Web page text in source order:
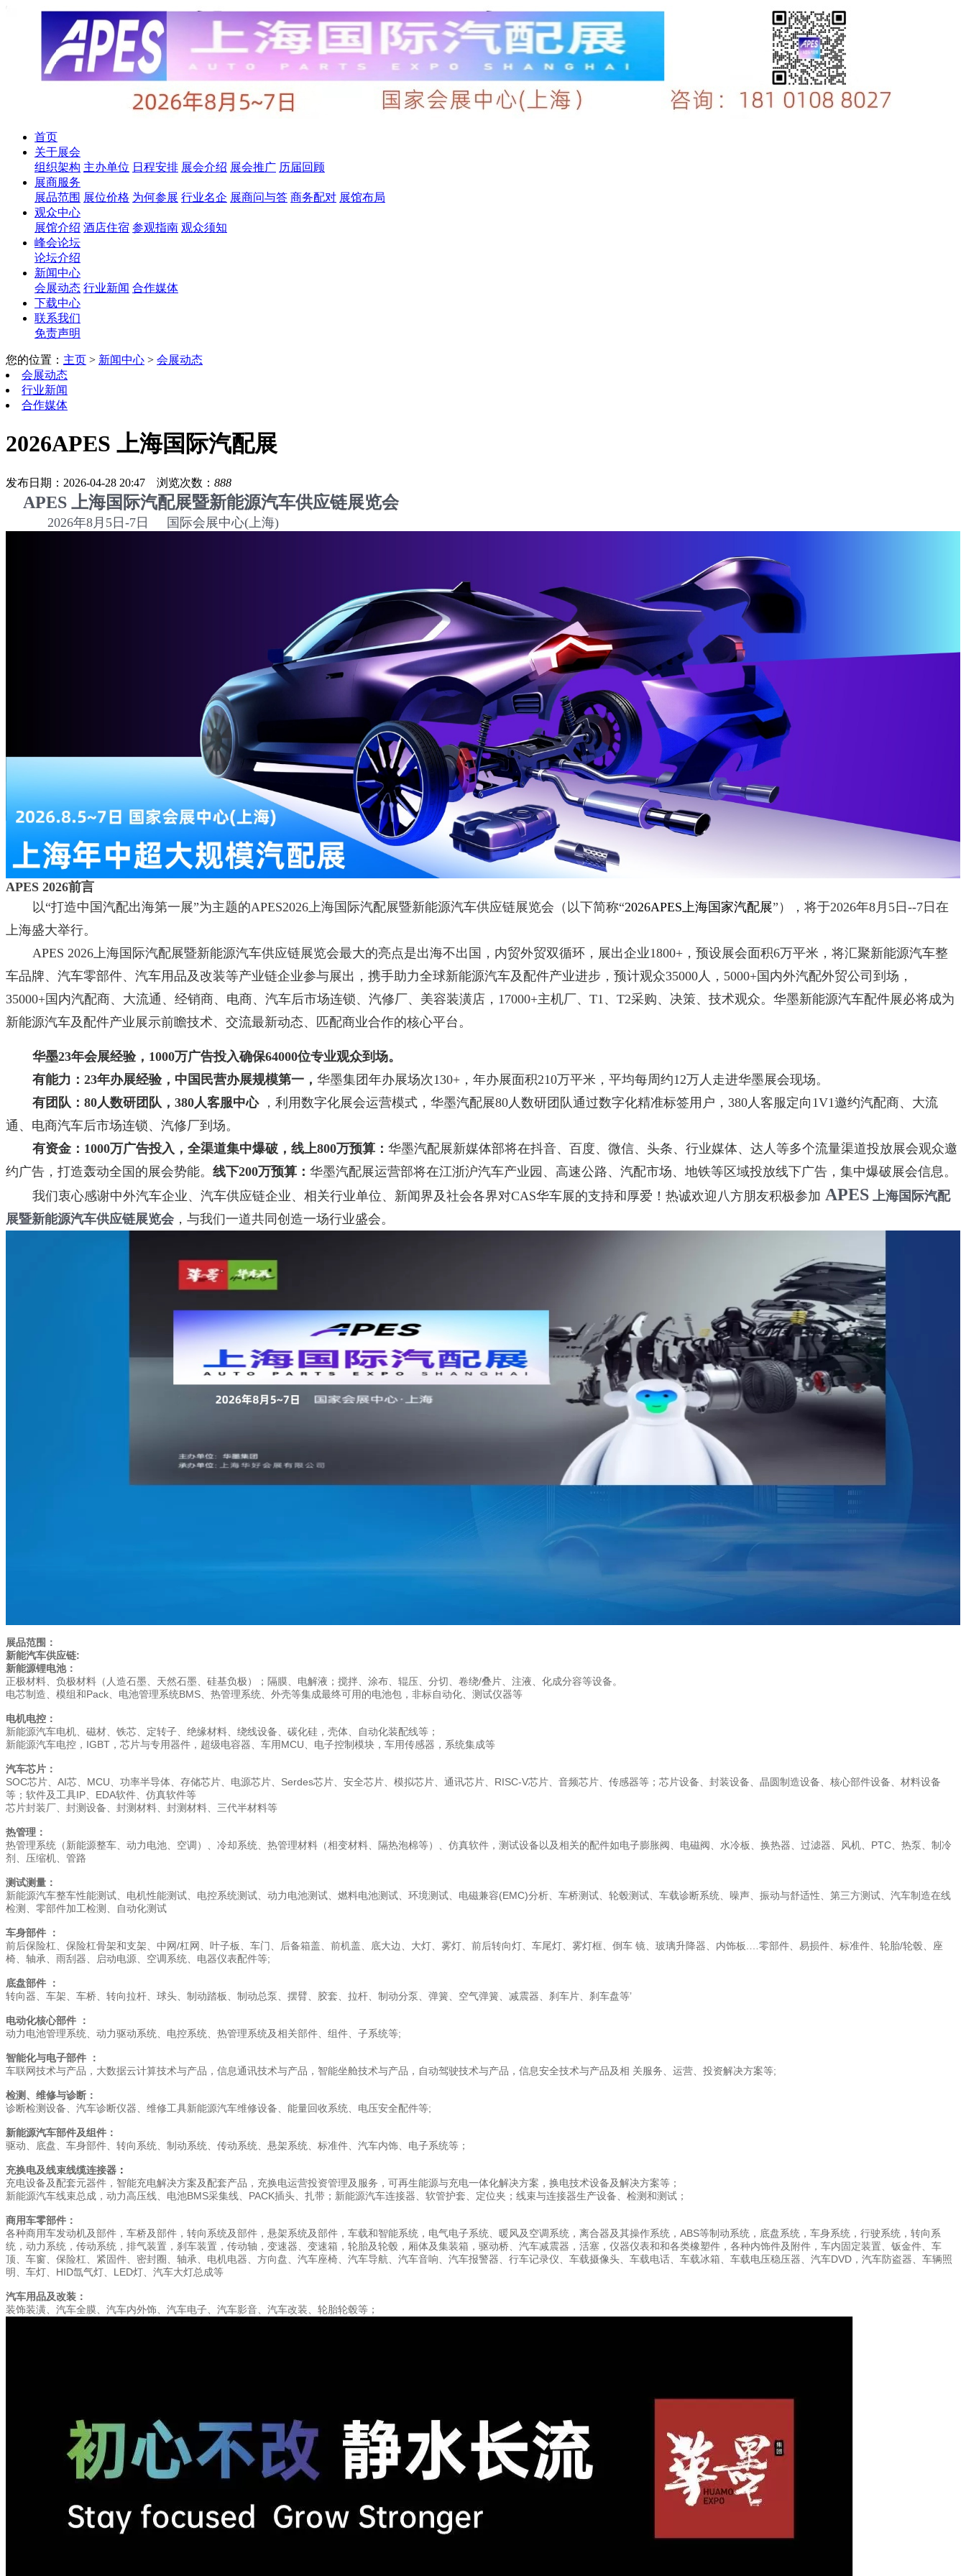
首页
关于展会
组织架构 主办单位 日程安排 展会介绍 展会推广 历届回顾
展商服务
展品范围 展位价格 为何参展 行业名企 展商问与答 商务配对 展馆布局
观众中心
展馆介绍 酒店住宿 参观指南 观众须知
峰会论坛
论坛介绍
新闻中心
会展动态 行业新闻 合作媒体
下载中心
联系我们
免责声明
您的位置： 主页 > 新闻中心 > 会展动态
会展动态
行业新闻
合作媒体
2026APES 上海国际汽配展
发布日期：2026-04-28 20:47 浏览次数： 888
APES 上海国际汽配展暨新能源汽车供应链展览会
2026年8月5日-7日 国际会展中心(上海)
APES 2026前言
以“打造中国汽配出海第一展”为主题的APES2026上海国际汽配展暨新能源汽车供应链展览会（以下简称“2026APES上海国家汽配展”），将于2026年8月5日--7日在
上海盛大举行。
APES 2026上海国际汽配展暨新能源汽车供应链展览会最大的亮点是出海不出国，内贸外贸双循环，展出企业1800+，预设展会面积6万平米，将汇聚新能源汽车整
车品牌、汽车零部件、汽车用品及改装等产业链企业参与展出，携手助力全球新能源汽车及配件产业进步，预计观众35000人，5000+国内外汽配外贸公司到场，
35000+国内汽配商、大流通、经销商、电商、汽车后市场连锁、汽修厂、美容装潢店，17000+主机厂、T1、T2采购、决策、技术观众。华墨新能源汽车配件展必将成为
新能源汽车及配件产业展示前瞻技术、交流最新动态、匹配商业合作的核心平台。
华墨23年会展经验，1000万广告投入确保64000位专业观众到场。
有能力： 23年办展经验，中国民营办展规模第一， 华墨集团年办展场次130+，年办展面积210万平米，平均每周约12万人走进华墨展会现场。
有团队： 80人数研团队，380人客服中心 ， 利用数字化展会运营模式，华墨汽配展80人数研团队通过数字化精准标签用户，380人客服定向1V1邀约汽配商、大流
通、电商汽车后市场连锁、汽修厂到场。
有资金：1000万广告投入，全渠道集中爆破， 线上800万预算： 华墨汽配展新媒体部将在抖音、百度、微信、头条、行业媒体、达人等多个流量渠道投放展会观众邀
约广告，打造轰动全国的展会势能。 线下200万预算： 华墨汽配展运营部将在江浙沪汽车产业园、高速公路、汽配市场、地铁等区域投放线下广告，集中爆破展会信息。
我们衷心感谢中外汽车企业、汽车供应链企业、相关行业单位、新闻界及社会各界对CAS华车展的支持和厚爱！热诚欢迎八方朋友积极参加 APES 上海国际汽配
展暨新能源汽车供应链展览会， 与我们一道共同创造一场行业盛会。
展品范围：
新能汽车供应链:
新能源锂电池：
正极材料、负极材料（人造石墨、天然石墨、硅基负极）；隔膜、电解液；搅拌、涂布、辊压、分切、卷绕/叠片、注液、化成分容等设备。
电芯制造、模组和Pack、电池管理系统BMS、热管理系统、外壳等集成最终可用的电池包，非标自动化、测试仪器等
电机电控：
新能源汽车电机、磁材、铁芯、定转子、绝缘材料、绕线设备、碳化硅，壳体、自动化装配线等；
新能源汽车电控，IGBT，芯片与专用器件，超级电容器、车用MCU、电子控制模块，车用传感器，系统集成等
汽车芯片：
SOC芯片、AI芯、MCU、功率半导体、存储芯片、电源芯片、Serdes芯片、安全芯片、模拟芯片、通讯芯片、RISC-V芯片、音频芯片、传感器等；芯片设备、封装设备、晶圆制造设备、核心部件设备、材料设备
等；软件及工具IP、EDA软件、仿真软件等
芯片封装厂、封测设备、封测材料、封测材料、三代半材料等
热管理：
热管理系统（新能源整车、动力电池、空调）、冷却系统、热管理材料（相变材料、隔热泡棉等）、仿真软件，测试设备以及相关的配件如电子膨胀阀、电磁阀、水冷板、换热器、过滤器、风机、PTC、热泵、制冷
剂、压缩机、管路
测试测量：
新能源汽车整车性能测试、电机性能测试、电控系统测试、动力电池测试、燃料电池测试、环境测试、电磁兼容(EMC)分析、车桥测试、轮毂测试、车载诊断系统、噪声、振动与舒适性、第三方测试、汽车制造在线
检测、零部件加工检测、自动化测试
车身部件 ：
前后保险杠、保险杠骨架和支架、中网/杠网、叶子板、车门、后备箱盖、前机盖、底大边、大灯、雾灯、前后转向灯、车尾灯、雾灯框、倒车 镜、玻璃升降器、内饰板.…零部件、易损件、标准件、轮胎/轮毂、座
椅、轴承、雨刮器、启动电源、空调系统、电器仪表配件等;
底盘部件 ：
转向器、车架、车桥、转向拉杆、球头、制动踏板、制动总泵、摆臂、胶套、拉杆、制动分泵、弹簧、空气弹簧、减震器、刹车片、刹车盘等’
电动化核心部件 ：
动力电池管理系统、动力驱动系统、电控系统、热管理系统及相关部件、组件、子系统等;
智能化与电子部件 ：
车联网技术与产品，大数据云计算技术与产品，信息通讯技术与产品，智能坐舱技术与产品，自动驾驶技术与产品，信息安全技术与产品及相 关服务、运营、投资解决方案等;
检测、维修与诊断：
诊断检测设备、汽车诊断仪器、维修工具新能源汽车维修设备、能量回收系统、电压安全配件等;
新能源汽车部件及组件：
驱动、底盘、车身部件、转向系统、制动系统、传动系统、悬架系统、标准件、汽车内饰、电子系统等；
充换电及线束线缆连接器 ：
充电设备及配套元器件，智能充电解决方案及配套产品，充换电运营投资管理及服务，可再生能源与充电一体化解决方案，换电技术设备及解决方案等；
新能源汽车线束总成，动力高压线、电池BMS采集线、PACK插头、扎带；新能源汽车连接器、软管护套、定位夹；线束与连接器生产设备、检测和测试；
商用车零部件：
各种商用车发动机及部件，车桥及部件，转向系统及部件，悬架系统及部件，车载和智能系统，电气电子系统、暖风及空调系统，离合器及其操作系统，ABS等制动系统，底盘系统，车身系统，行驶系统，转向系
统，动力系统，传动系统，排气装置，刹车装置，传动轴，变速器、变速箱，轮胎及轮毂，厢体及集装箱，驱动桥、汽车减震器，活塞，仪器仪表和和各类橡塑件，各种内饰件及附件，车内固定装置、钣金件、车
顶、车窗、保险杠、紧固件、密封圈、轴承、电机电器、方向盘、汽车座椅、汽车导航、汽车音响、汽车报警器、行车记录仪、车载摄像头、车载电话、车载冰箱、车载电压稳压器、汽车DVD，汽车防盗器、车辆照
明、车灯、HID氙气灯、LED灯、汽车大灯总成等
汽车用品及改装：
装饰装潢、汽车全膜、汽车内外饰、汽车电子、汽车影音、汽车改装、轮胎轮毂等；